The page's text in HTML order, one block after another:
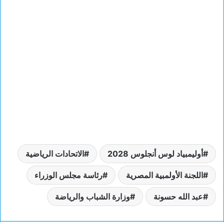
أوليمبياد لوس أنجلوس 2028 الاتحادات الرياضية
اللجنة الأولمبية المصرية رئاسة مجلس الوزراء
عبد الله حسونة وزارة الشباب والرياضة